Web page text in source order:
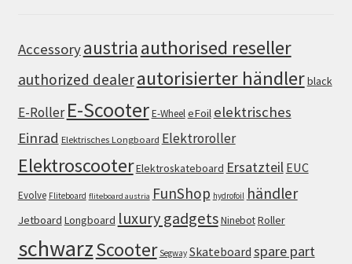
Accessoryaustria authorised reseller
authorized dealerautorisierter händlerblack
E-Roller E-ScooterE-WheeleFoil elektrisches
Einrad Elektrisches Longboard Elektroroller
ElektroscooterElektroskateboard Ersatzteil EUC
Evolve Fliteboard fliteboard austria FunShop hydrofoil händler
Jetboard Longboard luxury gadgetsNinebotRoller
schwarzScooter Segway Skateboard spare part